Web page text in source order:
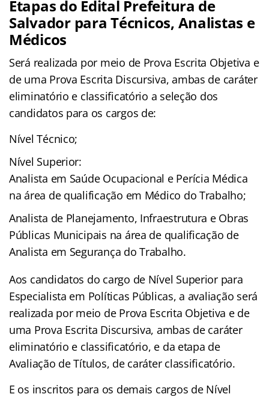
Etapas do Edital Prefeitura de
Salvador para Técnicos, Analistas e
Médicos
Será realizada por meio de Prova Escrita Objetiva e
de uma Prova Escrita Discursiva, ambas de caráter
eliminatório e classificatório a seleção dos
candidatos para os cargos de:
Nível Técnico;
Nível Superior:
Analista em Saúde Ocupacional e Perícia Médica
na área de qualificação em Médico do Trabalho;
Analista de Planejamento, Infraestrutura e Obras
Públicas Municipais na área de qualificação de
Analista em Segurança do Trabalho.
Aos candidatos do cargo de Nível Superior para
Especialista em Políticas Públicas, a avaliação será
realizada por meio de Prova Escrita Objetiva e de
uma Prova Escrita Discursiva, ambas de caráter
eliminatório e classificatório, e da etapa de
Avaliação de Títulos, de caráter classificatório.
E os inscritos para os demais cargos de Nível